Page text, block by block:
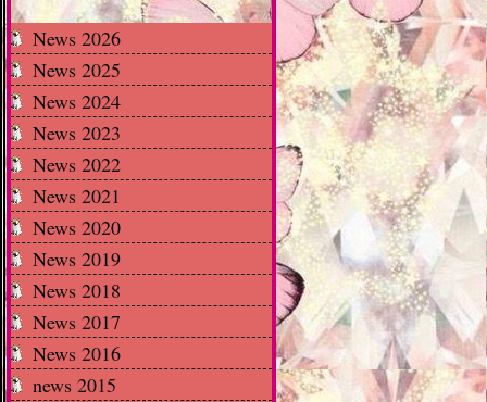
News 2026
News 2025
News 2024
News 2023
News 2022
News 2021
News 2020
News 2019
News 2018
News 2017
News 2016
news 2015